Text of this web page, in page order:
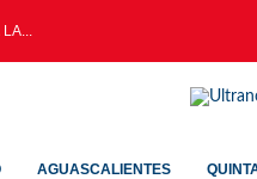
LA...
AGUASCALIENTES